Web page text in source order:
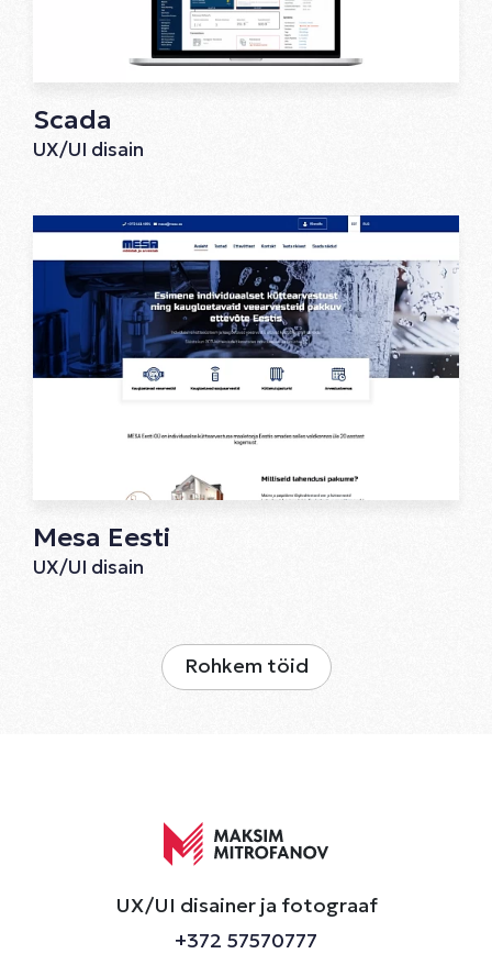
Scada
UX/UI disain
Mesa Eesti
UX/UI disain
Rohkem töid
UX/UI disainer ja fotograaf
+372 57570777